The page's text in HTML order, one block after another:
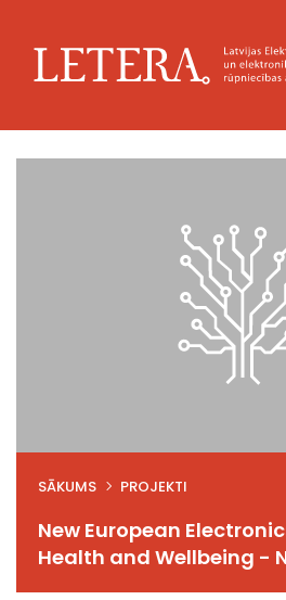
SĀKUMS PROJEKTI
New European
Health and Wellbeing -